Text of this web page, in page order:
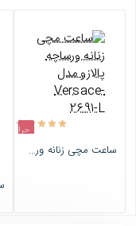
حراج
اتمام موجودی
ساعت مچی زنانه ورساچه پالازو مدل Versace-2691-L